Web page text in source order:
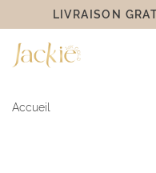
LIVRAISON
Accueil